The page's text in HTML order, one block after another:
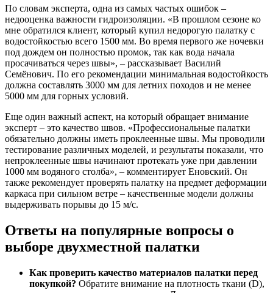
По словам эксперта, одна из самых частых ошибок –
недооценка важности гидроизоляции. «В прошлом сезоне ко
мне обратился клиент, который купил недорогую палатку с
водостойкостью всего 1500 мм. Во время первого же ночевки
под дождем он полностью промок, так как вода начала
просачиваться через швы», – рассказывает Василий
Семёнович. По его рекомендации минимальная водостойкость
должна составлять 3000 мм для летних походов и не менее
5000 мм для горных условий.
Еще один важный аспект, на который обращает внимание
эксперт – это качество швов. «Профессиональные палатки
обязательно должны иметь проклеенные швы. Мы проводили
тестирование различных моделей, и результаты показали, что
непроклеенные швы начинают протекать уже при давлении
1000 мм водяного столба», – комментирует Еновский. Он
также рекомендует проверять палатку на предмет деформации
каркаса при сильном ветре – качественные модели должны
выдерживать порывы до 15 м/с.
Ответы на популярные вопросы о
выборе двухместной палатки
Как проверить качество материалов палатки перед
покупкой? Обратите внимание на плотность ткани (D),